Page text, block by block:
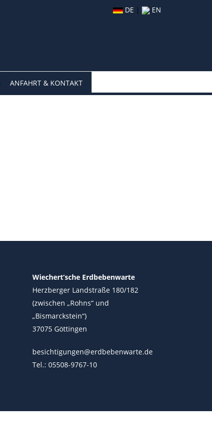
DE | EN
ANFAHRT & KONTAKT
Wiechert’sche Erdbebenwarte
Herzberger Landstraße 180/182
(zwischen „Rohns“ und
„Bismarckstein“)
37075 Göttingen
besichtigungen@erdbebenwarte.de
Tel.: 05508-9767-10